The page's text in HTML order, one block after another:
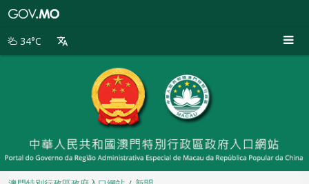
別
34°C